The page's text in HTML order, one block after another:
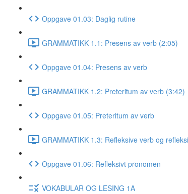
Oppgave 01.03: Daglig rutine
GRAMMATIKK 1.1: Presens av verb (2:05)
Oppgave 01.04: Presens av verb
GRAMMATIKK 1.2: Preteritum av verb (3:42)
Oppgave 01.05: Preteritum av verb
GRAMMATIKK 1.3: Refleksive verb og
Oppgave 01.06: Refleksivt pronomen
VOKABULAR OG LESING 1A